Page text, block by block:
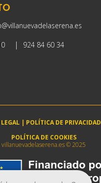
| 924 84 60 34
| POLÍTICA DE PRIVACIDAD
POLÍTICA DE COOKIES
villanuevadelaserena.es © 2025